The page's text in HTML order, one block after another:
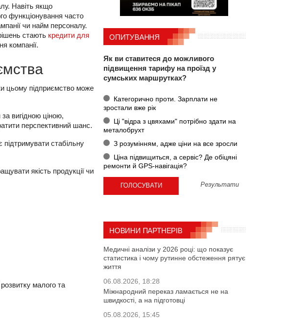
Навіть якщо
функціонування часто
чи найм персоналу.
стають кредити для
компанії.
цьому підприємство може
вигідною ціною,
перспективний шанс.
стабільну
якість продукції чи
малого та
ОПИТУВАННЯ
Як ви ставитеся до можливого
підвищення тарифу на проїзд у
сумських маршрутках?
Категорично проти. Зарплати не
зростали вже рік
Ці "відра з цвяхами" потрібно здати на
металобрухт
З розумінням, адже ціни на все зросли
Ціна підвищиться, а сервіс? Де обіцяні
ремонти й GPS-навігація?
Результати
НОВИНИ ПАРТНЕРІВ
Медичні аналізи у 2026 році: що показує
статистика і чому рутинне обстеження рятує
життя
06.08.2026, 18:28
Міжнародний переказ ламається не на
швидкості, а на підготовці
05.08.2026, 15:45